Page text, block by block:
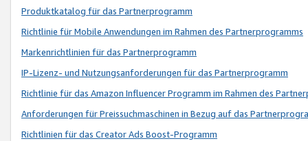
Produktkatalog für das Partnerprogramm
Richtlinie für Mobile Anwendungen im Rahmen des Partnerprogramms
Markenrichtlinien für das Partnerprogramm
IP-Lizenz- und Nutzungsanforderungen für das Partnerprogramm
Richtlinie für das Amazon Influencer Programm im Rahmen des
Anforderungen für Preissuchmaschinen in Bezug auf das
Richtlinien für das Creator Ads Boost-Programm